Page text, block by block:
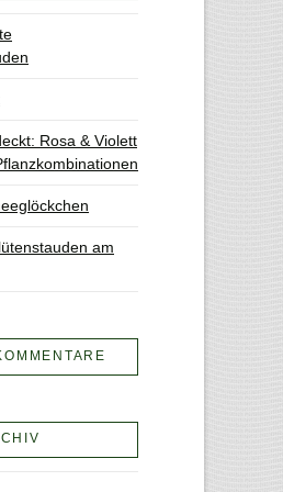
Rosa & Violett
am